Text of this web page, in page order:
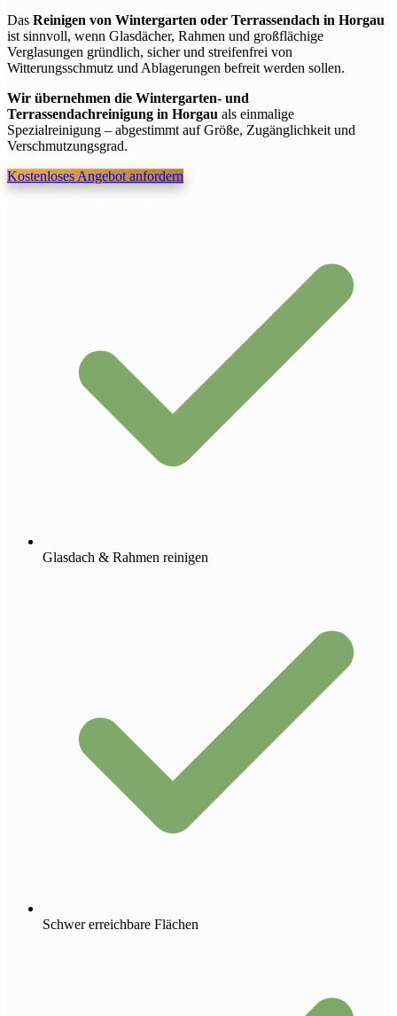
Das Reinigen von Wintergarten oder Terrassendach in Horgau
ist sinnvoll, wenn Glasdächer, Rahmen und großflächige
Verglasungen gründlich, sicher und streifenfrei von
Witterungsschmutz und Ablagerungen befreit werden sollen.
Wir übernehmen die Wintergarten- und
Terrassendachreinigung in Horgau als einmalige
Spezialreinigung – abgestimmt auf Größe, Zugänglichkeit und
Verschmutzungsgrad.
Kostenloses Angebot anfordern
Glasdach & Rahmen reinigen
Schwer erreichbare Flächen